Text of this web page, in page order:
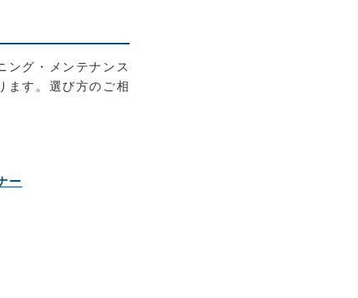
ング・メンテナンス
ます。選び方のご相
ー